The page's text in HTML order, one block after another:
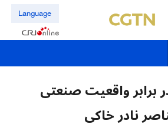
Language
برابر واقعیت صنعتی
نادر خاکی